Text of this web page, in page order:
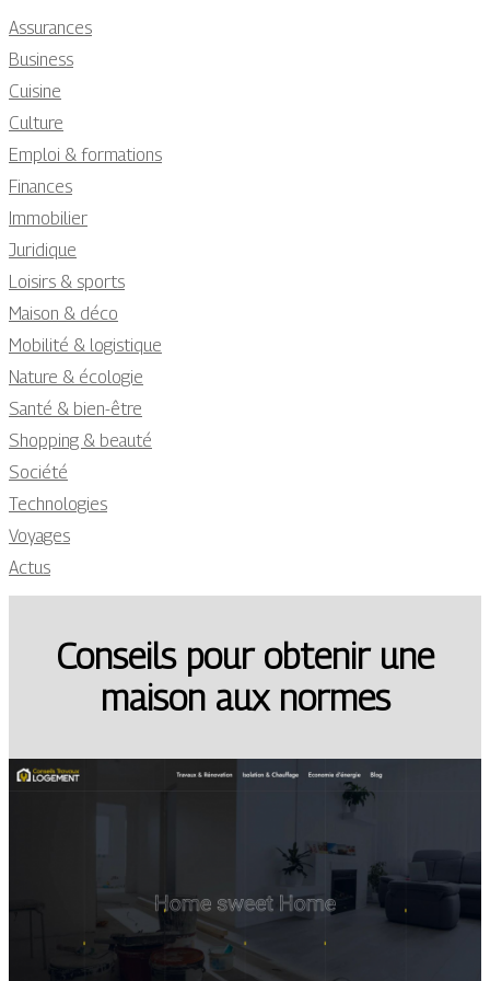
Assurances
Business
Cuisine
Culture
Emploi & formations
Finances
Immobilier
Juridique
Loisirs & sports
Maison & déco
Mobilité & logistique
Nature & écologie
Santé & bien-être
Shopping & beauté
Société
Technologies
Voyages
Actus
Conseils pour obtenir une
maison aux normes